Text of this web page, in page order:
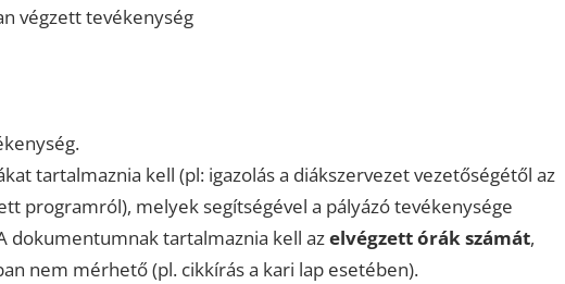
végzett tevékenység
tartalmaznia kell (pl: igazolás a diákszervezet vezetőségétől az
programról), melyek segítségével a pályázó tevékenysége
dokumentumnak tartalmaznia kell azelvégzett órák számát,
nem mérhető (pl. cikkírás a kari lap esetében).